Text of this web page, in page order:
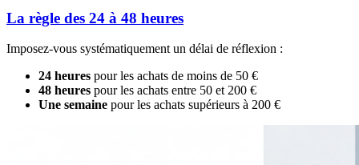
La règle des 24 à 48 heures
Imposez-vous systématiquement un délai de réflexion :
24 heures pour les achats de moins de 50 €
48 heures pour les achats entre 50 et 200 €
Une semaine pour les achats supérieurs à 200 €